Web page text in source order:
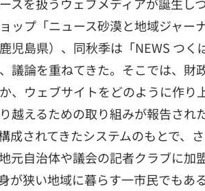
ップ「ニュース砂漠と地域ジャー
児島県）、同秋季は「NEWS つく
議論を重ねてきた。そこでは、財
ウェブサイトをどのように作り
越えるための取り組みが報告され
成されてきたシステムのもとで、
元自治体や議会の記者クラブに加
が狭い地域に暮らす一市民でもあ